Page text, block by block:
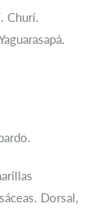
Churí.
Dorsal,